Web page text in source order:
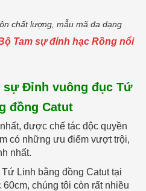
chất lượng, mẫu mã đa dạng
Tam sự đỉnh hạc Rồng nổi
Đỉnh vuông đục Tứ
đồng Catut
được chế tác độc quyền
có những ưu điểm vượt trội,
nhất.
Linh bằng đồng Catut tại
chúng tôi còn rất nhiều